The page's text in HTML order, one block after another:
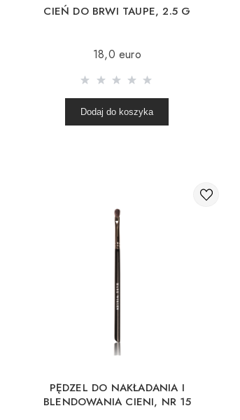
CIEŃ DO BRWI TAUPE, 2.5 G
18,0 euro
Dodaj do koszyka
PĘDZEL DO NAKŁADANIA I
BLENDOWANIA CIENI, NR 15